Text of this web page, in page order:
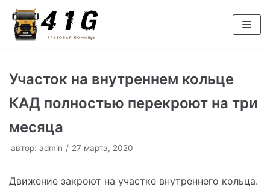
Перейти
к
Участок на внутреннем кольце
КАД полностью перекроют на три
месяца
автор: admin 27 марта, 2020
Движение закроют на участке внутреннего кольца.